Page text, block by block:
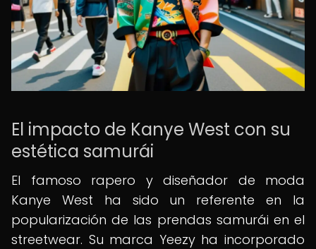
El impacto de Kanye West con su
estética samurái
El famoso rapero y diseñador de moda
Kanye West ha sido un referente en la
popularización de las prendas samurái en el
streetwear. Su marca Yeezy ha incorporado